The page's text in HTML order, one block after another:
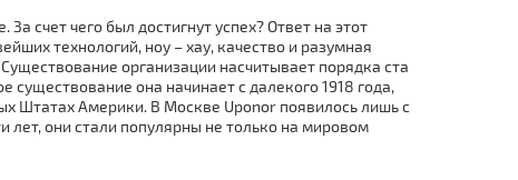
счет чего был достигнут успех? Ответ на этот
технологий, ноу – хау, качество и разумная
организации насчитывает порядка ста
существование она начинает с далекого 1918 года,
Штатах Америки. В Москве Uponor появилось лишь с
лет, они стали популярны не только на мировом